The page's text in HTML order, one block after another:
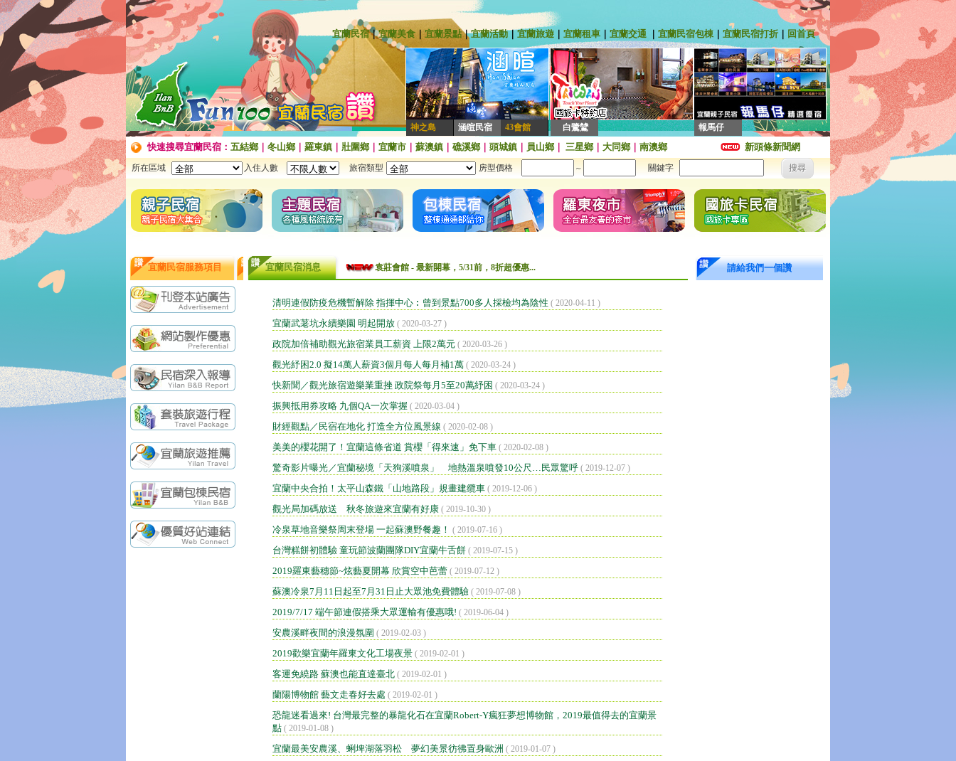
宜蘭民宿｜宜蘭美食 ｜ 宜蘭景點｜宜蘭活動｜ 宜蘭旅遊 宜蘭租車 宜蘭交通 宜蘭民宿包棟 宜蘭民宿打折 回首頁
神之島 涵暄民宿 43會館 白鷺鷥 報馬仔
快速搜尋宜蘭民宿： 五結鄉｜ 冬山鄉｜ 羅東鎮 壯圍鄉｜ 宜蘭市 蘇澳鎮 礁溪鄉｜ 頭城鎮 員山鄉｜ 三星鄉｜ 大同鄉｜ 南澳鄉 新頭條新聞網
所在區域 入住人數 旅宿類型 房型價格 ~ 關鍵字
宜蘭民宿服務項目 宜蘭民宿消息
袁莊會館 - 最新開幕，5/31前，8折超優惠...
【民宿快訊】Fone民宿 - 即日起，預訂平日、旺日住宿現折400元，包棟88折，
續住再享85折，六人即可包棟！
【民宿快訊】羅東易和屋鄉村民宿，慶祝官網上線-不分平假日訂房95折優惠!!
袁莊會館 - 最New開幕，平假日全面8折，含下午茶哦!!!~~
[民宿快訊]連假出遊找不到房間?來~推薦這一間給你~
【民宿快訊】Fone民宿 - 即日起，預訂平日、旺日住宿現折400元，包棟88折，
續住再享85折，六人即可包棟！
【民宿快訊】羅東易和屋鄉村民宿，慶祝官網上線-不分平假日訂房95折優惠!!
清明連假防疫危機暫解除 指揮中心︰曾到景點700多人採檢均為陰性 ( 2020-04-11 )
宜蘭武荖坑永續樂園 明起開放 ( 2020-03-27 )
政院加倍補助觀光旅宿業員工薪資 上限2萬元 ( 2020-03-26 )
觀光紓困2.0 擬14萬人薪資3個月每人每月補1萬 ( 2020-03-24 )
快新聞／觀光旅宿遊樂業重挫 政院祭每月5至20萬紓困 ( 2020-03-24 )
振興抵用券攻略 九個QA一次掌握 ( 2020-03-04 )
財經觀點／民宿在地化 打造全方位風景線 ( 2020-02-08 )
美美的櫻花開了！宜蘭這條省道 賞櫻「得來速」免下車 ( 2020-02-08 )
驚奇影片曝光／宜蘭秘境「天狗溪噴泉」 地熱溫泉噴發10公尺…民眾驚呼 ( 2019-12-07 )
宜蘭中央合拍！太平山森鐵「山地路段」規畫建纜車 ( 2019-12-06 )
觀光局加碼放送 秋冬旅遊來宜蘭有好康 ( 2019-10-30 )
冷泉草地音樂祭周末登場 一起蘇澳野餐趣！ ( 2019-07-16 )
台灣糕餅初體驗 童玩節波蘭團隊DIY宜蘭牛舌餅 ( 2019-07-15 )
2019羅東藝穗節~炫藝夏開幕 欣賞空中芭蕾 ( 2019-07-12 )
蘇澳冷泉7月11日起至7月31日止大眾池免費體驗 ( 2019-07-08 )
2019/7/17 端午節連假搭乘大眾運輸有優惠哦! ( 2019-06-04 )
安農溪畔夜間的浪漫氛圍 ( 2019-02-03 )
2019歡樂宜蘭年羅東文化工場夜景 ( 2019-02-01 )
客運免繞路 蘇澳也能直達臺北 ( 2019-02-01 )
蘭陽博物館 藝文走春好去處 ( 2019-02-01 )
恐龍迷看過來! 台灣最完整的暴龍化石在宜蘭Robert-Y瘋狂夢想博物館，2019最值得去的宜蘭景
點 ( 2019-01-08 )
宜蘭最美安農溪、蜊埤湖落羽松 夢幻美景彷彿置身歐洲 ( 2019-01-07 )
請給我們一個讚